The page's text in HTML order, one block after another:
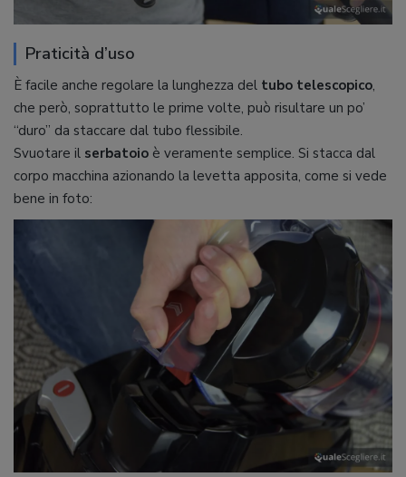
Praticità d’uso
È facile anche regolare la lunghezza del tubo telescopico,
che però, soprattutto le prime volte, può risultare un po’
“duro” da staccare dal tubo flessibile.
Svuotare il serbatoio è veramente semplice. Si stacca dal
corpo macchina azionando la levetta apposita, come si vede
bene in foto: